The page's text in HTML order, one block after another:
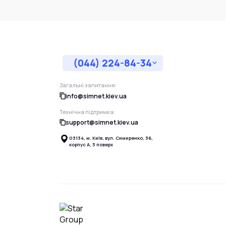
(044) 224-84-34
Загальні запитання:
info@simnet.kiev.ua
Технічна підтримка:
support@simnet.kiev.ua
03134, м. Київ, вул. Симиренко, 36,
корпус А, 3 поверх